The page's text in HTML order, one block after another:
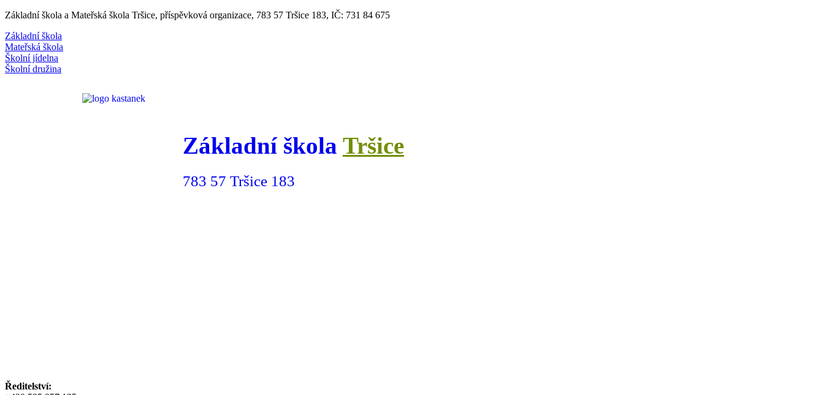
Základní škola a Mateřská škola Tršice, příspěvková organizace, 783 57 Tršice 183, IČ: 731 84 675
Základní škola
Mateřská škola
Školní jídelna
Školní družina
Základní škola Tršice
783 57 Tršice 183
Ředitelství: